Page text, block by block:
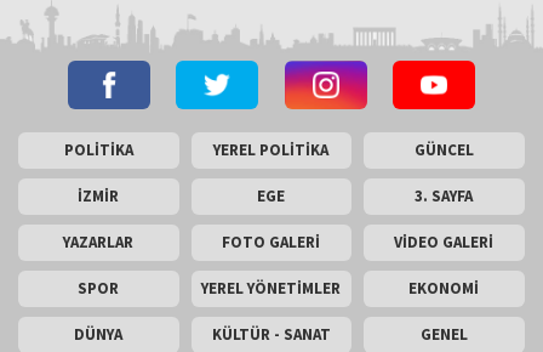
POLİTİKA YEREL POLİTİKA GÜNCEL
İZMİR EGE 3. SAYFA
YAZARLAR FOTO GALERİ VİDEO GALERİ
SPOR YEREL YÖNETİMLER EKONOMİ
DÜNYA KÜLTÜR - SANAT GENEL